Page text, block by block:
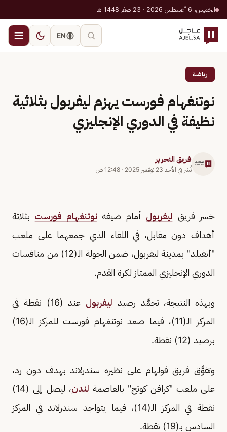
الخميس، 6 أغسطس 2026 · 23 صفر 1448 هـ
EN
رياضة
نوتنغهام فورست يهزم ليفربول بثلاثية
نظيفة في الدوري الإنجليزي
فريق التحرير
نُشر في الأحد 23 نوفمبر 2025 · 12:48 ص
خسر فريق ليفربول أمام ضيفهنوتنغهام فورست بثلاثة
أهداف دون مقابل، في اللقاء الذي جمعهما على ملعب
"أنفيلد" بمدينة ليفربول، ضمن الجولة الـ(12) من منافسات
الدوري الإنجليزي الممتاز لكرة القدم.
وبهذه النتيجة، تجمَّد رصيد ليفربول
عند (16) نقطة في
المركز الـ(11)، فيما صعد نوتنغهام فورست للمركز الـ(16)
برصيد (12) نقطة.
وتفوَّق فريق فولهام على نظيره سندرلاند بهدف دون رد،
على ملعب "كرافن كوتج" بالعاصمة لندن
، ليصل إلى (14)
نقطة في المركز الـ(14)، فيما يتواجد سندرلاند في المركز
السادس بـ(19) نقطة.